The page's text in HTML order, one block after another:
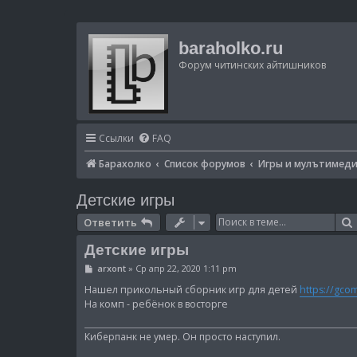
baraholko.ru
Форум читинских айтишников
Ссылки FAQ
Барахолко
Список форумов Игры и
Детские игры
Ответить
Детские игры
С
о
щ
н
и
arxont» Ср апр 22, 2020 1:11 pm
Нашел прикольный сборник игр для детей https://
На комп - ребёнок в восторге
Киберпанк не умер. Он просто наступил.